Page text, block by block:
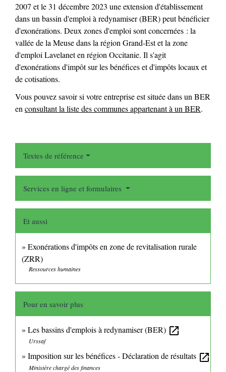
2007 et le 31 décembre 2023 une extension d'établissement
dans un bassin d'emploi à redynamiser (BER) peut bénéficier
d'exonérations. Deux zones d'emploi sont concernées : la
vallée de la Meuse dans la région Grand-Est et la zone
d'emploi Lavelanet en région Occitanie. Il s'agit
d'exonérations d'impôt sur les bénéfices et d'impôts locaux et
de cotisations.
Vous pouvez savoir si votre entreprise est située dans un BER
en consultant la liste des communes appartenant à un BER.
Textes de référence
Services en ligne et formulaires
Et aussi
Exonérations d'impôts en zone de revitalisation rurale
(ZRR)
Ressources humaines
Pour en savoir plus
Les bassins d'emplois à redynamiser (BER) open_in_new
Urssaf
Imposition sur les bénéfices - Déclaration de résultats open_in_new
Ministère chargé des finances